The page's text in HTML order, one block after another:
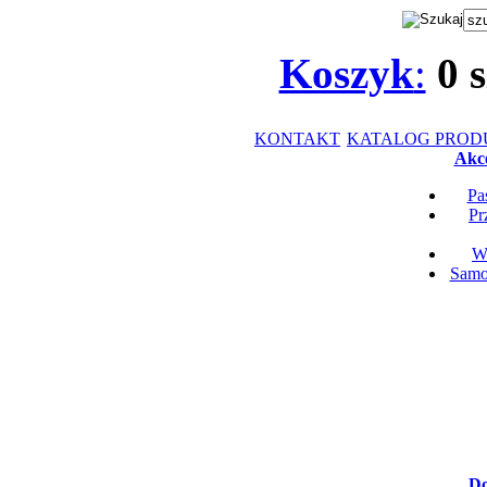
Koszyk: 0
KONTAKT KATALOG